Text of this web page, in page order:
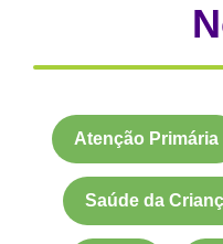
Atenção Primária
Saúde da